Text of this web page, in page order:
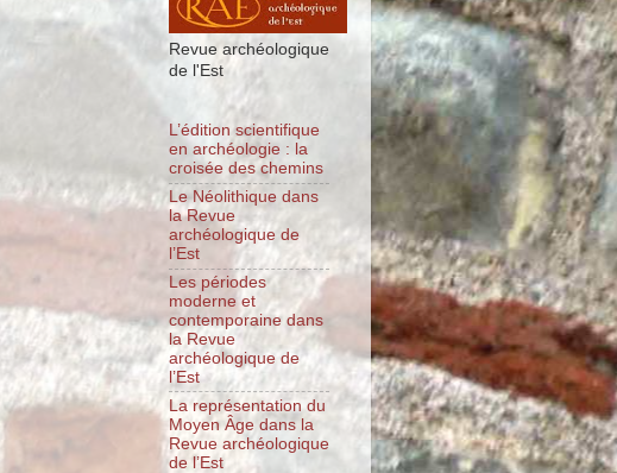
Revue archéologique
de l'Est
L’édition scientifique
en archéologie : la
croisée des chemins
Le Néolithique dans
la Revue
archéologique de
l’Est
Les périodes
moderne et
contemporaine dans
la Revue
archéologique de
l’Est
La représentation du
Moyen Âge dans la
Revue archéologique
de l’Est